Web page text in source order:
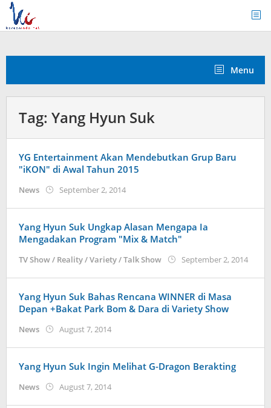
Skip
content
Menu
Tag: Yang Hyun Suk
YG Entertainment Akan Mendebutkan Grup Baru
"iKON" di Awal Tahun 2015
News September 2, 2014by
Yang Hyun Suk Ungkap Alasan Mengapa Ia
Mengadakan Program "Mix & Match"
TV Show / Reality / Variety / Talk Show September 2, 2014by
Yang Hyun Suk Bahas Rencana WINNER di Masa
Depan +Bakat Park Bom & Dara di Variety Show
News August 7, 2014by
Yang Hyun Suk Ingin Melihat G-Dragon Berakting
News August 7, 2014by